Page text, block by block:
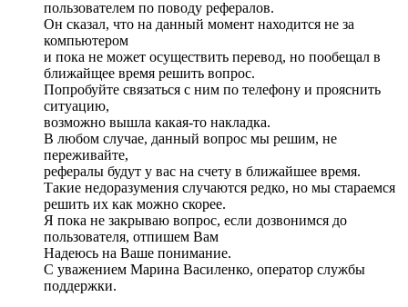
пользователем по поводу рефералов.
Он сказал, что на данный момент находится не за
компьютером
и пока не может осуществить перевод, но пообещал в
ближайщее время решить вопрос.
Попробуйте связаться с ним по телефону и прояснить
ситуацию,
возможно вышла какая-то накладка.
В любом случае, данный вопрос мы решим, не
переживайте,
рефералы будут у вас на счету в ближайшее время.
Такие недоразумения случаются редко, но мы стараемся
решить их как можно скорее.
Я пока не закрываю вопрос, если дозвонимся до
пользователя, отпишем Вам
Надеюсь на Ваше понимание.
С уважением Марина Василенко, оператор службы
поддержки.